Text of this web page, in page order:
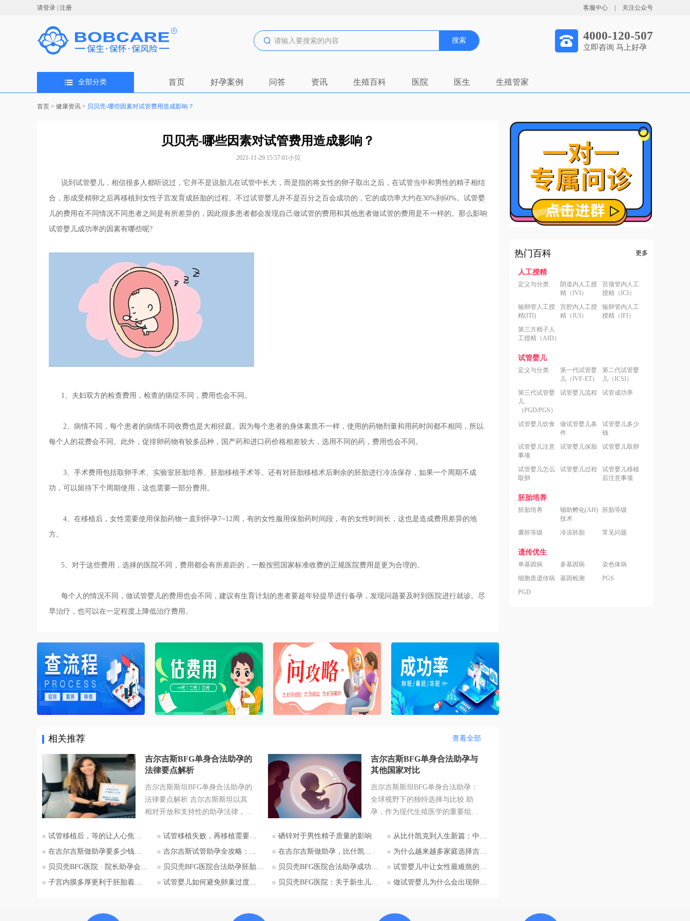
请登录 | 注册 客服中心 | 关注公众号
搜索 4000-120-507
立即咨询 马上好孕
全部分类 首页 好孕案例 问答 资讯 生殖百科 医院 医生 生殖管家
首页 > 健康资讯 > 贝贝壳-哪些因素对试管费用造成影响？
贝贝壳-哪些因素对试管费用造成影响？
2021-11-29 15:57:01小贝
说到试管婴儿，相信很多人都听说过，它并不是说胎儿在试管中长大，而是指的将女性的卵子取出之后，在试管当中和男性的精子相结
合，形成受精卵之后再移植到女性子宫发育成胚胎的过程。不过试管婴儿并不是百分之百会成功的，它的成功率大约在30%到60%。试管婴
儿的费用在不同情况不同患者之间是有所差异的，因此很多患者都会发现自己做试管的费用和其他患者做试管的费用是不一样的。那么影响
试管婴儿成功率的因素有哪些呢?
1、夫妇双方的检查费用，检查的病症不同，费用也会不同。
2、病情不同，每个患者的病情不同收费也是大相径庭。因为每个患者的身体素质不一样，使用的药物剂量和用药时间都不相同，所以
每个人的花费会不同。此外，促排卵药物有较多品种，国产药和进口药价格相差较大，选用不同的药，费用也会不同。
3、手术费用包括取卵手术、实验室胚胎培养、胚胎移植手术等。还有对胚胎移植术后剩余的胚胎进行冷冻保存，如果一个周期不成
功，可以留待下个周期使用，这也需要一部分费用。
4、在移植后，女性需要使用保胎药物一直到怀孕7~12周，有的女性服用保胎药时间段，有的女性时间长，这也是造成费用差异的地
方。
5、对于这些费用，选择的医院不同，费用都会有所差距的，一般按照国家标准收费的正规医院费用是更为合理的。
每个人的情况不同，做试管婴儿的费用也会不同，建议有生育计划的患者要趁年轻提早进行备孕，发现问题要及时到医院进行就诊。尽
早治疗，也可以在一定程度上降低治疗费用。
相关推荐 查看全部
吉尔吉斯BFG单身合法助孕的
法律要点解析
吉尔吉斯斯坦BFG单身合法助孕的
法律要点解析 吉尔吉斯斯坦以其
相对开放和支持性的助孕法律，成
地。特别是对于希望通过助孕实现
为人父母梦想的单身人士，吉尔吉
斯斯坦的法律框架值得深入探讨。
法律的核心要点，并特别关注单身
吉尔吉斯BFG单身合法助孕与
其他国家对比
吉尔吉斯斯坦BFG单身合法助孕：
全球视野下的独特选择与比较 助
孕，作为现代生殖医学的重要组成
生育的个人和家庭带来了希望。然
而，全球各国对助孕的法律规定差
异巨大，尤其对于单身人士的需
角。在这一背景下，吉尔吉斯斯坦
试管移植后，等的让人心焦的胎心和胎芽，何时会出现？ 试管移植失败，再移植需要注意哪些？ 硒锌对于男性精子质量的影响
从比什凯克到人生新篇：中国家庭赴吉尔吉斯助孕的完整路径解析
在吉尔吉斯做助孕要多少钱？2026比什凯克费用全公开，拒绝隐形消费
吉尔吉斯试管助孕全攻略：为什么越来越多的中国家庭选择比什凯克？ 在吉尔吉斯做助孕，比什凯克BFG医院全流程深度解析：从签约到抱娃
为什么越来越多家庭选择吉尔吉斯助孕？比什凯克BFG医院的四个核心答案
贝贝壳BFG医院 · 院长助孕会（济南站）
贝贝壳BFG医院合法助孕胚胎移植流程详解 贝贝壳BFG医院合法助孕成功率影响因素分析
试管婴儿中让女性最难熬的事情有哪些？
子宫内膜多厚更利于胚胎着床？
试管婴儿如何避免卵巢过度刺激综合征 贝贝壳BFG医院：关于新生儿基因检测的必要性 做试管婴儿为什么会出现卵泡发育不良？
热门百科 更多
人工授精
定义与分类
阴道内人工授
精（IVI）
宫颈管内人工
授精（ICI）
输卵管人工授
精(ITI)
宫腔内人工授
精（IUI）
输卵管内人工
授精（IFI）
第三方精子人
工授精（AID）
试管婴儿
定义与分类
第一代试管婴
儿（IVF-ET）
第二代试管婴
儿（ICSI）
第三代试管婴
儿
（PGD/PGS）
试管婴儿流程 试管成功率
试管婴儿饮食
做试管婴儿条
件
试管婴儿多少
钱
试管婴儿注意
事项
试管婴儿保胎 试管婴儿取卵
试管婴儿怎么
取卵
试管婴儿过程
试管婴儿移植
后注意事项
胚胎培养
胚胎培养
辅助孵化(AH)
技术
胚胎等级
囊胚等级 冷冻胚胎 常见问题
遗传优生
单基因病 多基因病
染色体病
细胞质遗传病
基因检测
PGS
PGD